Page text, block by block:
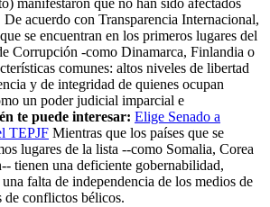
manifestaron que no han sido afectados
acuerdo con Transparencia Internacional,
se encuentran en los primeros lugares del
Corrupción -como Dinamarca, Finlandia o
comunes: altos niveles de libertad
y de integridad de quienes ocupan
un poder judicial imparcial e
te puede interesar: Elige Senado a
TEPJF Mientras que los países que se
lugares de la lista --como Somalia, Corea
tienen una deficiente gobernabilidad,
falta de independencia de los medios de
de conflictos bélicos.